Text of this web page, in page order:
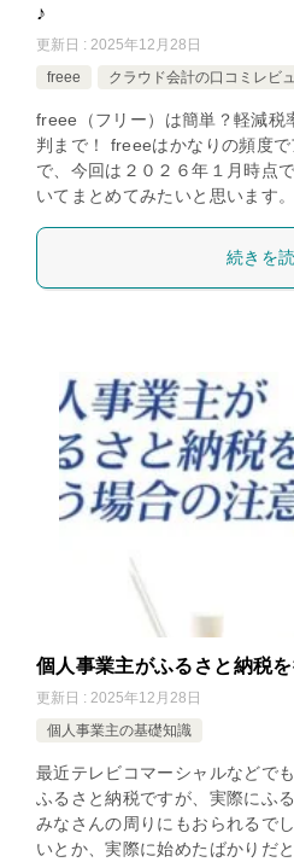
♪
更新日 : 2025年12月28日
freee
クラウド会計の口コミレビ
freee（フリー）は簡単？軽減税
判まで！ freeeはかなりの頻度
で、今回は２０２６年１月時点
いてまとめてみたいと思います
続きを
個人事業主がふるさと納税
更新日 : 2025年12月28日
個人事業主の基礎知識
最近テレビコマーシャルなどで
ふるさと納税ですが、実際にふ
みなさんの周りにもおられるで
いとか、実際に始めたばかりだ